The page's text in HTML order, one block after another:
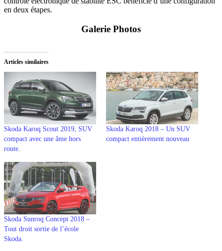
en deux étapes.
Galerie Photos
Articles similaires
Skoda Karoq Scout 2019, SUV
compact avec une âme hors
route.
Skoda Karoq 2018 – Un SUV
compact entièrement nouveau
Skoda Sunroq Concept 2018 –
Tout droit sortie de l’école
Skoda.